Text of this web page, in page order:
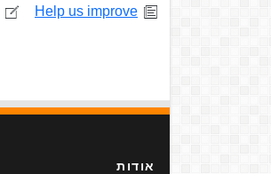
Help us improve
אודות